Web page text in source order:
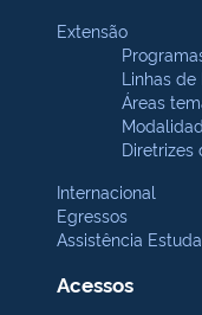
Extensão
Linhas de
Áreas
Diretrizes
Internacional
Egressos
Assistência
Acessos